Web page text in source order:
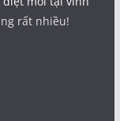
rất nhiều!